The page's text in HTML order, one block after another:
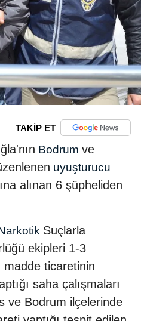
TAKİP ET
Bodrum ve
uyuşturucu
alınan 6 şüpheliden
Suçlarla
ekipleri 1-3
ticaretinin
saha çalışmaları
ve Bodrum ilçelerinde